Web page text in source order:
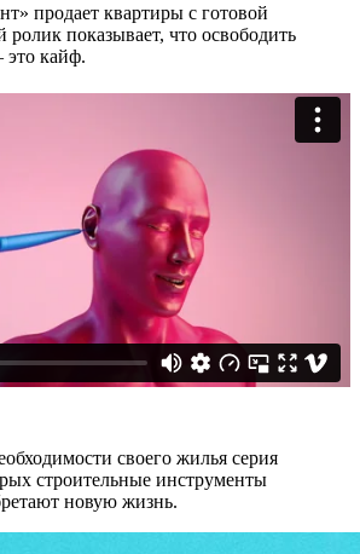
продает квартиры с готовой
показывает, что освободить
это кайф.
своего жилья серия
строительные инструменты
новую жизнь.